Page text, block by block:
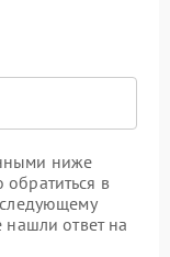
ниже
в
нашли ответ на